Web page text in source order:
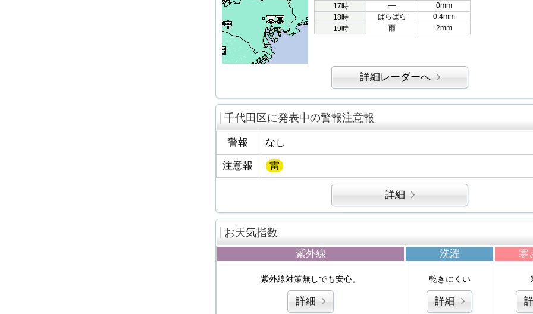
17時
―
0mm
18時
ぱらぱら
0.4mm
19時
雨 2mm
詳細レーダーへ
千代田区に発表中の警報注意報
警報 なし
注意報 雷
詳細
お天気指数
紫外線 洗濯 寒
紫外線対策無しでも安心。
詳細
乾きにくい
詳細